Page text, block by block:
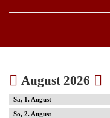
August 2026
1
2